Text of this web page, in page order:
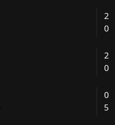
2
0
2
0
0
5